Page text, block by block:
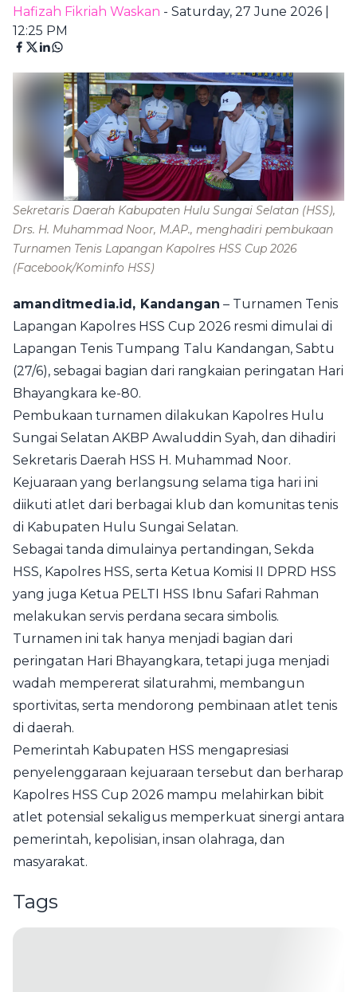
Hafizah Fikriah Waskan - Saturday, 27 June 2026 |
12:25 PM
Sekretaris Daerah Kabupaten Hulu Sungai Selatan (HSS),
Drs. H. Muhammad Noor, M.AP., menghadiri pembukaan
Turnamen Tenis Lapangan Kapolres HSS Cup 2026
(Facebook/Kominfo HSS)
amanditmedia.id, Kandangan – Turnamen Tenis
Lapangan Kapolres HSS Cup 2026 resmi dimulai di
Lapangan Tenis Tumpang Talu Kandangan, Sabtu
(27/6), sebagai bagian dari rangkaian peringatan Hari
Bhayangkara ke-80.
Pembukaan turnamen dilakukan Kapolres Hulu
Sungai Selatan AKBP Awaluddin Syah, dan dihadiri
Sekretaris Daerah HSS H. Muhammad Noor.
Kejuaraan yang berlangsung selama tiga hari ini
diikuti atlet dari berbagai klub dan komunitas tenis
di Kabupaten Hulu Sungai Selatan.
Sebagai tanda dimulainya pertandingan, Sekda
HSS, Kapolres HSS, serta Ketua Komisi II DPRD HSS
yang juga Ketua PELTI HSS Ibnu Safari Rahman
melakukan servis perdana secara simbolis.
Turnamen ini tak hanya menjadi bagian dari
peringatan Hari Bhayangkara, tetapi juga menjadi
wadah mempererat silaturahmi, membangun
sportivitas, serta mendorong pembinaan atlet tenis
di daerah.
Pemerintah Kabupaten HSS mengapresiasi
penyelenggaraan kejuaraan tersebut dan berharap
Kapolres HSS Cup 2026 mampu melahirkan bibit
atlet potensial sekaligus memperkuat sinergi antara
pemerintah, kepolisian, insan olahraga, dan
masyarakat.
Tags